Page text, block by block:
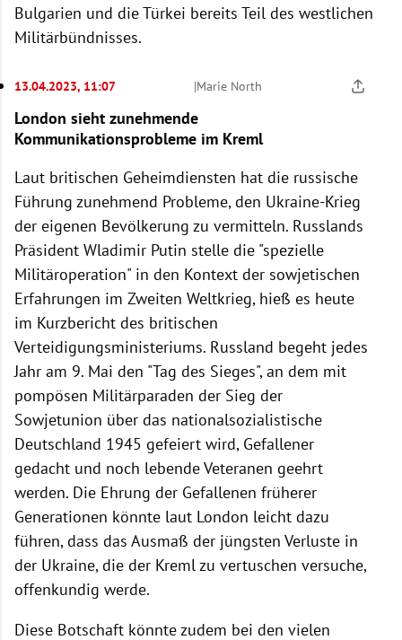
Bulgarien und die Türkei bereits Teil des westlichen
Militärbündnisses.
13.04.2023, 11:07 |Marie North
London sieht zunehmende
Kommunikationsprobleme im Kreml
Laut britischen Geheimdiensten hat die russische
Führung zunehmend Probleme, den Ukraine-Krieg
der eigenen Bevölkerung zu vermitteln. Russlands
Präsident Wladimir Putin stelle die "spezielle
Militäroperation" in den Kontext der sowjetischen
Erfahrungen im Zweiten Weltkrieg, hieß es heute
im Kurzbericht des britischen
Verteidigungsministeriums. Russland begeht jedes
Jahr am 9. Mai den "Tag des Sieges", an dem mit
pompösen Militärparaden der Sieg der
Sowjetunion über das nationalsozialistische
Deutschland 1945 gefeiert wird, Gefallener
gedacht und noch lebende Veteranen geehrt
werden. Die Ehrung der Gefallenen früherer
Generationen könnte laut London leicht dazu
führen, dass das Ausmaß der jüngsten Verluste in
der Ukraine, die der Kreml zu vertuschen versuche,
offenkundig werde.
Diese Botschaft könnte zudem bei den vielen